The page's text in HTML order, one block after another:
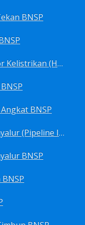
BNSP
Sertifikasi Inspektor Inspektor Kelistrikan (Harga Khusus) BNSP
BNSP
Sertifikasi Inspektor Pipa Penyalur (Pipeline Inspector) BNSP
BNSP